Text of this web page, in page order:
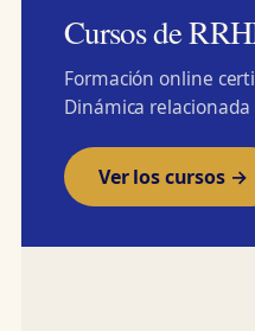
Cursos de
Formación online
Dinámica
Ver los cursos →